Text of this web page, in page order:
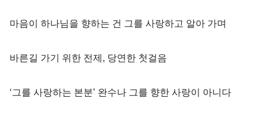
마음이 하나님을 향하는 건 그를 사랑하고 알아 가며
바른길 가기 위한 전제, 당연한 첫걸음
‘그를 사랑하는 본분’ 완수나 그를 향한 사랑이 아니다